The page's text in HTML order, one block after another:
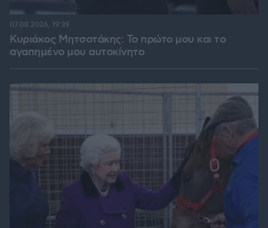
Κυριάκος Μητσοτάκης: Το πρώτο μου και το
αγαπημένο μου αυτοκίνητο
07.08.2026, 19:39